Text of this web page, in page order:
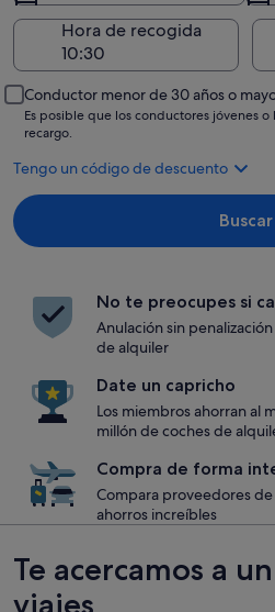
Hora de recogida
Conductor menor de 30 años o
Es posible que los conductores jóvenes
recargo.
Tengo un código de descuento
Buscar
No te preocupes si
Anulación sin
de alquiler
Date un capricho
Los miembros ahorran al
millón de coches de
Compra de forma
Compara proveedores
ahorros increíbles
Te acercamos a
viajes